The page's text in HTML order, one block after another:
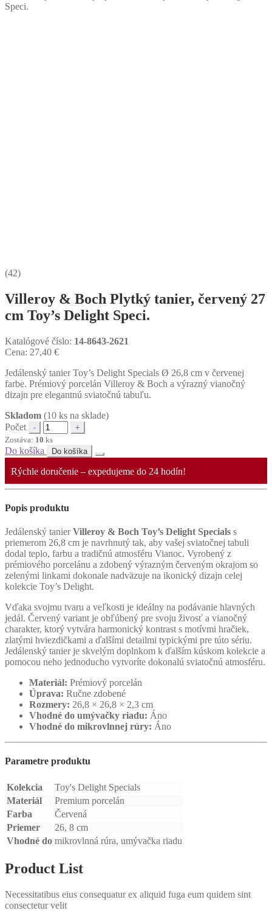
Speci.
(42)
Villeroy & Boch Plytký tanier, červený 27
cm Toy’s Delight Speci.
Katalógové číslo: 14-8643-2621
Cena: 27,40 €
Jedálenský tanier Toy’s Delight Specials Ø 26,8 cm v červenej
farbe. Prémiový porcelán Villeroy & Boch a výrazný vianočný
dizajn pre elegantnú sviatočnú tabuľu.
Skladom (10 ks na sklade)
Počet
Zostáva: 10 ks
Do košíka Do košíka
Rýchle doručenie – expedujeme do 24 hodín!
Popis produktu
Jedálenský tanierVilleroy & Boch Toy’s Delight Specials s
priemerom 26,8 cm je navrhnutý tak, aby vašej sviatočnej tabuli
dodal teplo, farbu a tradičnú atmosféru Vianoc. Vyrobený z
prémiového porcelánu a zdobený výrazným červeným okrajom so
zelenými linkami dokonale nadväzuje na ikonický dizajn celej
kolekcie Toy’s Delight.
Vďaka svojmu tvaru a veľkosti je ideálny na podávanie hlavných
jedál. Červený variant je obľúbený pre svoju živosť a vianočný
charakter, ktorý vytvára harmonický kontrast s motívmi hračiek,
zlatými hviezdičkami a ďalšími detailmi typickými pre túto sériu.
Jedálenský tanier je skvelým doplnkom k ďalším kúskom kolekcie a
pomocou neho jednoducho vytvoríte dokonalú sviatočnú atmosféru.
Materiál: Prémiový porcelán
Úprava: Ručne zdobené
Rozmery: 26,8 × 26,8 × 2,3 cm
Vhodné do umývačky riadu: Áno
Vhodné do mikrovlnnej rúry: Áno
Parametre produktu
Kolekcia
Toy's Delight Specials
Materiál
Premium porcelán
Farba
Červená
Priemer
26, 8 cm
Vhodné do mikrovlnná rúra, umývačka riadu
Product List
Necessitatibus eius consequatur ex aliquid fuga eum quidem sint
consectetur velit